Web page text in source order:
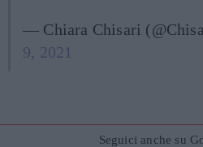
— Chiara Chisari
9, 2021
Seguici anche su